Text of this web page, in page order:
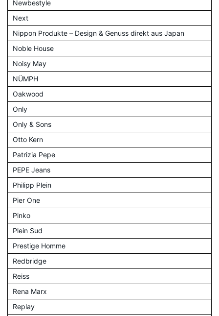
Newbestyle
Next
Nippon Produkte – Design & Genuss direkt aus Japan
Noble House
Noisy May
NÜMPH
Oakwood
Only
Only & Sons
Otto Kern
Patrizia Pepe
PEPE Jeans
Philipp Plein
Pier One
Pinko
Plein Sud
Prestige Homme
Redbridge
Reiss
Rena Marx
Replay